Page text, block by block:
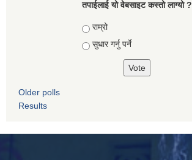
तपाई‌लाई यो वेबसाइट कस्तो लाग्यो ?
Choices
राम्रो
सुधार गर्नु पर्ने
Older polls
Results